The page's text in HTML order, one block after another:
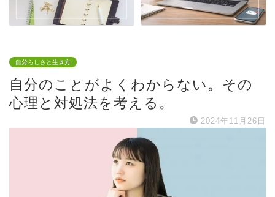
自分らしさと生き方
自分のことがよくわからない。その
心理と対処法を考える。
2024年11月26日